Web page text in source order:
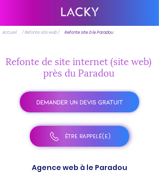
Accueil / Refonte site web / Refonte site à le Paradou
Refonte de site internet (site web)
près du Paradou
DEMANDER UN DEVIS GRATUIT
ÊTRE RAPPELÉ(E)
Agence web à le Paradou